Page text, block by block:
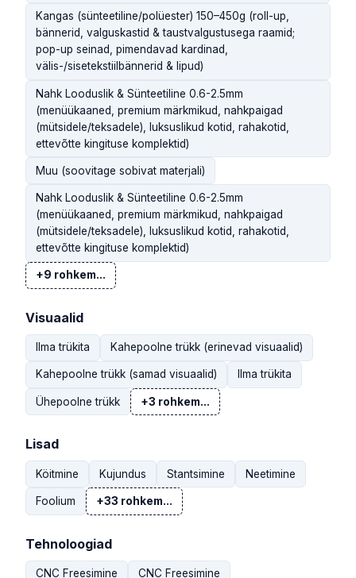
Kangas (sünteetiline/polüester) 150–450g (roll-up,
bännerid, valguskastid & taustvalgustusega raamid;
pop-up seinad, pimendavad kardinad,
välis-/sisetekstiilbännerid & lipud)
Nahk Looduslik & Sünteetiline 0.6-2.5mm
(menüükaaned, premium märkmikud, nahkpaigad
(mütsidele/teksadele), luksuslikud kotid, rahakotid,
ettevõtte kingituse komplektid)
Muu (soovitage sobivat materjali)
Nahk Looduslik & Sünteetiline 0.6-2.5mm
(menüükaaned, premium märkmikud, nahkpaigad
(mütsidele/teksadele), luksuslikud kotid, rahakotid,
ettevõtte kingituse komplektid)
+9 rohkem...
Visuaalid
Ilma trükita Kahepoolne trükk (erinevad visuaalid)
Kahepoolne trükk (samad visuaalid) Ilma trükita
Ühepoolne trükk +3 rohkem...
Lisad
Köitmine Kujundus Stantsimine Neetimine
Foolium +33 rohkem...
Tehnoloogiad
CNC Freesimine CNC Freesimine